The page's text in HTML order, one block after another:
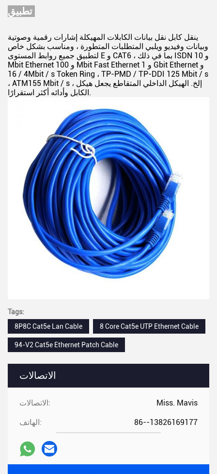
الاتصالات
الاتصالات: Miss. Mavis
الهاتف: 86--13826169177
ينقل كابل نقل بيانات الكابلات المهيكلة إشارات رقمية وصوتية
وبيانات وفيديو ويلبي المتطلبات المتطورة ، ومناسب بشكل خاص
لتطبيق جميع روابط المستوى E و CAT6 ، بما في ذلك ISDN و 10
Mbit Ethernet و 100 Mbit Fast Ethernet و 1 Gbit Ethernet و
4 / 16Mbit / s Token Ring ، TP-PMD / TP-DDI 125 Mbit / s
، ATM155 Mbit / s ، إلخ. الهيكل الداخلي المتقاطع يجعل هيكل
الكابل وأدائه أكثر استقرارًا.
Tags:
8P8C Cat5e Lan Cable
8 Core Cat5e UTP Ethernet Cable
94-V2 Cat5e Ethernet Patch Cable